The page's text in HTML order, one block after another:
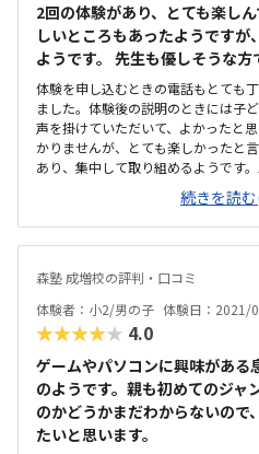
2回の体験があり、とても楽し
しいところもあったようですが
ようです。 先生も優しそうな方
体験を申し込むときの電話もとても
ました。体験後の説明のときには子
声を掛けていただいて、よかったと
かりませんが、とても楽しかったと
あり、集中して取り組めるようです
らないです。自転車もたくさん停め
く、整頓されていました。きれいだ
いる雰囲気です。はじめは高いと思
教室と比較したら同じくらいでした。
続きを読
森塾 成増校の評判・口コミ
体験者：小2/男の子 体験日：2021/
★★★★★ 4.0
ゲームやパソコンに興味がある
のようです。親も初めてのジャ
のかどうかまだわからないので
たいと思います。